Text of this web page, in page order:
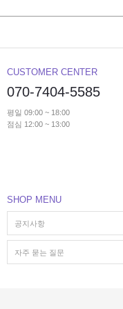
CUSTOMER CENTER
070-7404-5585
평일 09:00 ~ 18:00
점심 12:00 ~ 13:00
SHOP MENU
공지사항
자주 묻는 질문